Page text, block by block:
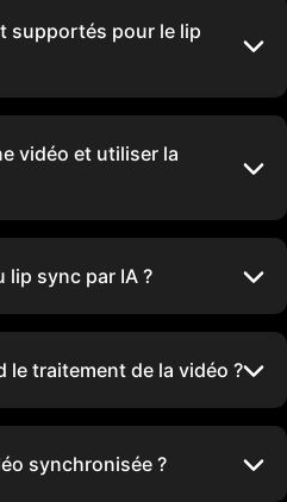
supportés pour le lip
vidéo et utiliser la
lip sync par IA ?
le traitement de la vidéo ?
synchronisée ?